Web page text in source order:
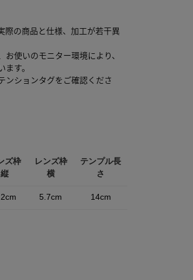
の商品と仕様、加工が若干異
使いのモニター環境により、
す。
ションタグをご確認くださ
ズ枠
縦
レンズ枠
横
テンプル長
さ
5.7cm 14cm